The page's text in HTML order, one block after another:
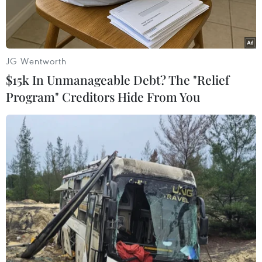
Các tay súng IS. (Nguồn: BBC)
Ngày 28/5, các nguồn tin địa phương cho biết 22
người bị tổ chức Nhà nước Hồi giáo (IS) tự xưng
bắt cóc hồi tuần trước tại Samboko-Tchani
Tchani thuộc miền Đông Cộng hòa dân chủ
Congo đã được phóng thích.
JG Wentworth
$15k In Unmanageable Debt? The "Relief
Program" Creditors Hide From You